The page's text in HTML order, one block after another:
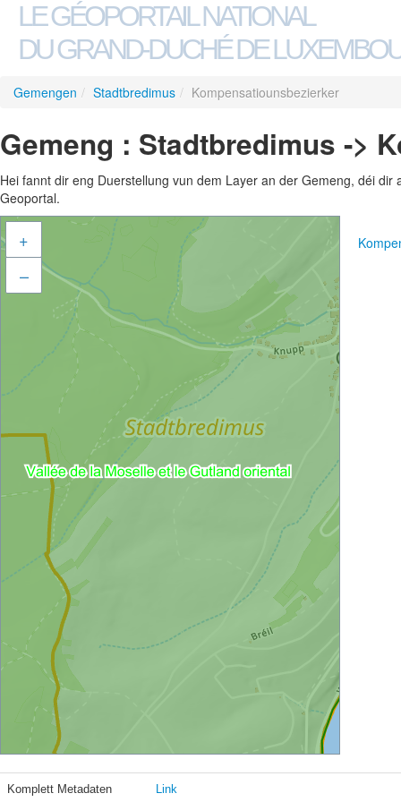
LE GÉOPORTAIL NATIONAL
DU GRAND-DUCHÉ DE
Gemengen / Stadtbredimus / Kompensatiounsbezierker
Gemeng : Stadtbredimus ->
Hei fannt dir eng Duerstellung vun dem Layer an der Gemeng, déi
Geoportal.
+
–
Komplett Metadaten Link